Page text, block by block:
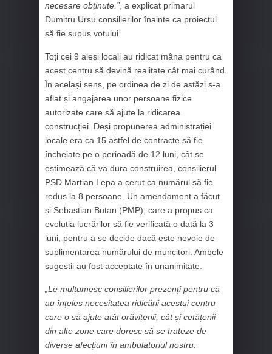
necesare obținute.” , a explicat primarul
Dumitru Ursu consilierilor înainte ca proiectul
să fie supus votului.
Toți cei 9 aleși locali au ridicat mâna pentru ca
acest centru să devină realitate cât mai curând.
În același sens, pe ordinea de zi de astăzi s-a
aflat și angajarea unor persoane fizice
autorizate care să ajute la ridicarea
construcției. Deși propunerea administrației
locale era ca 15 astfel de contracte să fie
încheiate pe o perioadă de 12 luni, cât se
estimează că va dura construirea, consilierul
PSD Marțian Lepa a cerut ca numărul să fie
redus la 8 persoane. Un amendament a făcut
și Sebastian Butan (PMP), care a propus ca
evoluția lucrărilor să fie verificată o dată la 3
luni, pentru a se decide dacă este nevoie de
suplimentarea numărului de muncitori. Ambele
sugestii au fost acceptate în unanimitate.
„Le mulțumesc consilierilor prezenți pentru că
au înțeles necesitatea ridicării acestui centru
care o să ajute atât orăvițenii, cât și cetățenii
din alte zone care doresc să se trateze de
diverse afecțiuni în ambulatoriul nostru.